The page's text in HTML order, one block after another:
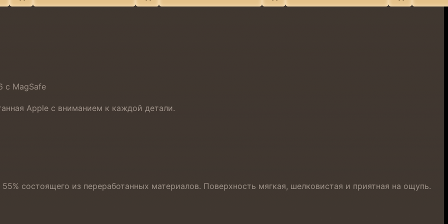
с MagSafe
Apple с вниманием к каждой детали.
состоящего из переработанных материалов. Поверхность мягкая, шелковистая и приятная на ощупь.